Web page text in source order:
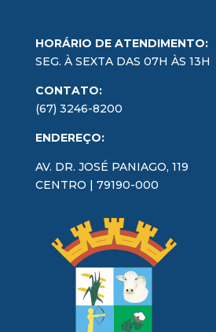
HORÁRIO DE ATENDIMENTO:
SEG. À SEXTA DAS 07H ÀS 13H
CONTATO:
(67) 3246-8200
ENDEREÇO:
AV. DR. JOSÉ PANIAGO, 119
CENTRO | 79190-000